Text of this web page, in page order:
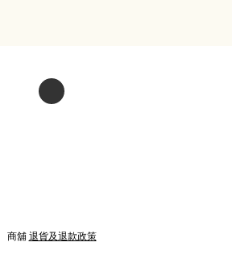
商舖 退貨及退款政策